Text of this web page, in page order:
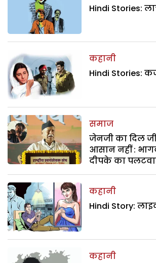
Hindi Stories:
कहानी
Hindi Stories:
समाज
जेनजी का दिल
आसान नहीं :
दीपके का
कहानी
Hindi Story:
कहानी